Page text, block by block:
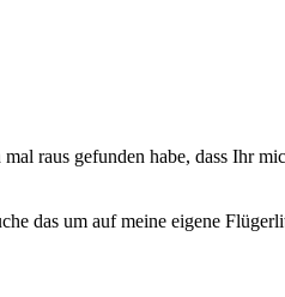
raus gefunden habe, dass
das um auf meine eigene